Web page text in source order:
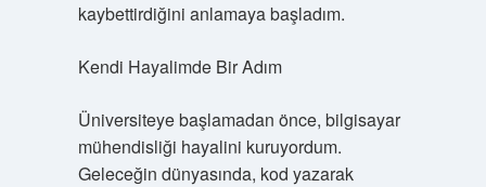
kaybettirdiğini anlamaya başladım.
Kendi Hayalimde Bir Adım
Üniversiteye başlamadan önce, bilgisayar
mühendisliği hayalini kuruyordum.
Geleceğin dünyasında, kod yazarak